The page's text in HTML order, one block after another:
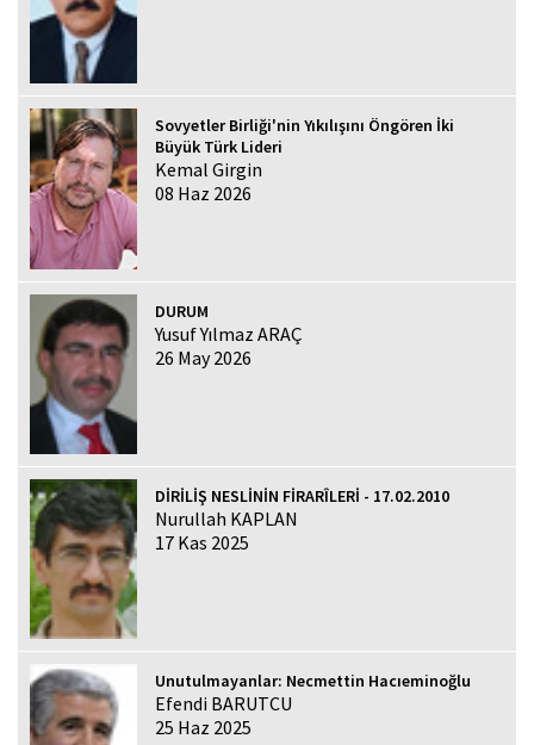
Sovyetler Birliği'nin Yıkılışını Öngören İki
Büyük Türk Lideri
Kemal Girgin
08 Haz 2026
DURUM
Yusuf Yılmaz ARAÇ
26 May 2026
DİRİLİŞ NESLİNİN FİRARÎLERİ - 17.02.2010
Nurullah KAPLAN
17 Kas 2025
Unutulmayanlar: Necmettin Hacıeminoğlu
Efendi BARUTCU
25 Haz 2025